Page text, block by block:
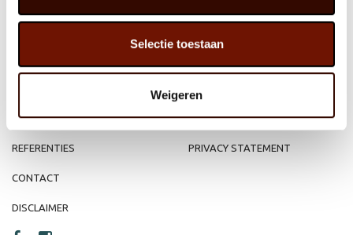
Selectie toestaan
Weigeren
PRODUCTEN
REFERENTIES
VACATURE
PRIVACY STATEMENT
CONTACT
DISCLAIMER